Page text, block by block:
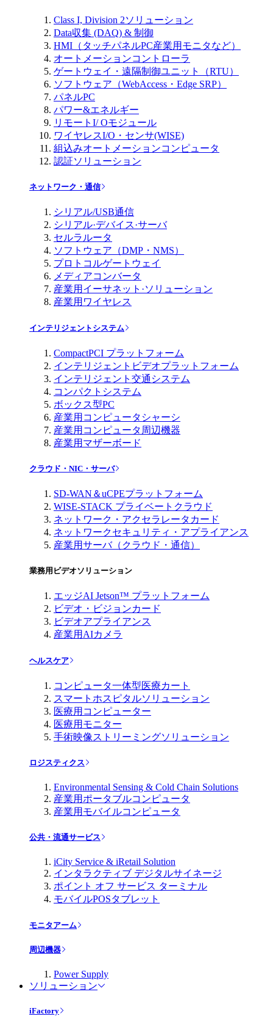
Class I, Division 2ソリューション
Data収集 (DAQ) & 制御
HMI（タッチパネルPC産業用モニタなど）
オートメーションコントローラ
ゲートウェイ・遠隔制御ユニット（RTU）
ソフトウェア（WebAccess・Edge SRP）
パネルPC
パワー&エネルギー
リモートI/ Oモジュール
ワイヤレスI/O・センサ(WISE)
組込みオートメーションコンピュータ
認証ソリューション
ネットワーク・通信
シリアル/USB通信
シリアル·デバイス·サーバ
セルラルータ
ソフトウェア（DMP・NMS）
プロトコルゲートウェイ
メディアコンバータ
産業用イーサネット·ソリューション
産業用ワイヤレス
インテリジェントシステム
CompactPCI プラットフォーム
インテリジェントビデオプラットフォーム
インテリジェント交通システム
コンパクトシステム
ボックス型PC
産業用コンピュータシャーシ
産業用コンピュータ周辺機器
産業用マザーボード
クラウド・NIC・サーバ
SD-WAN＆uCPEプラットフォーム
WISE-STACK プライベートクラウド
ネットワーク・アクセラレータカード
ネットワークセキュリティ・アプライアンス
産業用サーバ（クラウド・通信）
業務用ビデオソリューション
エッジAI Jetson™ プラットフォーム
ビデオ・ビジョンカード
ビデオアプライアンス
産業用AIカメラ
ヘルスケア
コンピュータ一体型医療カート
スマートホスピタルソリューション
医療用コンピューター
医療用モニター
手術映像ストリーミングソリューション
ロジスティクス
Environmental Sensing & Cold Chain Solutions
産業用ポータブルコンピュータ
産業用モバイルコンピュータ
公共・流通サービス
iCity Service & iRetail Solution
インタラクティブ デジタルサイネージ
ポイント オフ サービス ターミナル
モバイルPOSタブレット
モニタアーム
周辺機器
Power Supply
ソリューション
iFactory